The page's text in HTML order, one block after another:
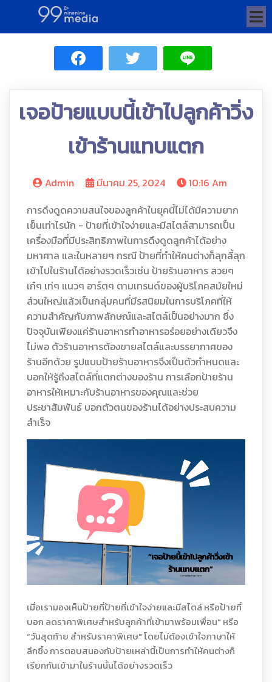
เจอป้ายแบบนี้เข้าไปลูกค้าวิ่ง
เข้าร้านแทบแตก
Admin มีนาคม 25, 2024
10:16 Am
การดึงดูดความสนใจของลูกค้าในยุคนี้ไม่ได้มีความยาก
เย็นเท่าไรนัก - ป้ายที่เข้าใจง่ายและมีสไตล์สามารถเป็น
เครื่องมือที่มีประสิทธิภาพในการดึงดูดลูกค้าได้อย่าง
มหาศาล และในหลายๆ กรณี ป้ายที่ทำให้คนต่างก็ลุกลี้ลุก
เข้าไปในร้านได้อย่างรวดเร็วเช่น ป้ายร้านอาหาร สวยๆ
เก๋ๆ เท่ๆ แนวๆ อาร์ตๆ ตามเทรนด์ของผู้บริโภคสมัยใหม่
ส่วนใหญ่แล้วเป็นกลุ่มคนที่มีรสนิยมในการบริโภคที่ให้
ความสำคัญกับภาพลักษณ์และสไตล์เป็นอย่างมาก ซึ่ง
ปัจจุบันเพียงแค่ร้านอาหารทำอาหารอร่อยอย่างเดียวจึง
ไม่พอ ตัวร้านอาหารต้องขายสไตล์และบรรยากาศของ
ร้านอีกด้วย รูปแบบป้ายร้านอาหารจึงเป็นตัวกำหนดและ
บอกให้รู้ถึงสไตล์ที่แตกต่างของร้าน การเลือกป้ายร้าน
อาหารให้เหมาะกับร้านอาหารของคุณและช่วย
ประชาสัมพันธ์ บอกตัวตนของร้านได้อย่างประสบความ
สำเร็จ
เมื่อเรามองเห็นป้ายที่ป้ายที่เข้าใจง่ายและมีสไตล์ หรือป้ายที่
บอก ลดราคาพิเศษสำหรับลูกค้าที่เข้ามาพร้อมเพื่อน" หรือ
“วันสุดท้าย สำหรับราคาพิเศษ" โดยไม่ต้องเข้าใจภาษาให้
ลึกซึ้ง การตอบสนองกับป้ายเหล่านี้เป็นการทำให้คนต่างก็
เรียกกันเข้ามาในร้านนั้นได้อย่างรวดเร็ว